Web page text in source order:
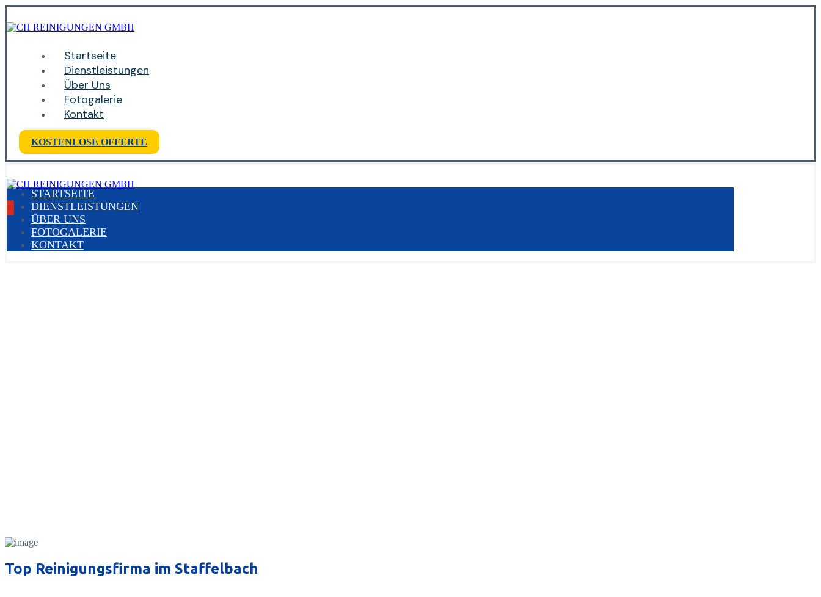
Startseite
Dienstleistungen
Über Uns
Fotogalerie
Kontakt
KOSTENLOSE OFFERTE
STARTSEITE
DIENSTLEISTUNGEN
ÜBER UNS
FOTOGALERIE
KONTAKT
Top Reinigungsfirma im Staffelbach